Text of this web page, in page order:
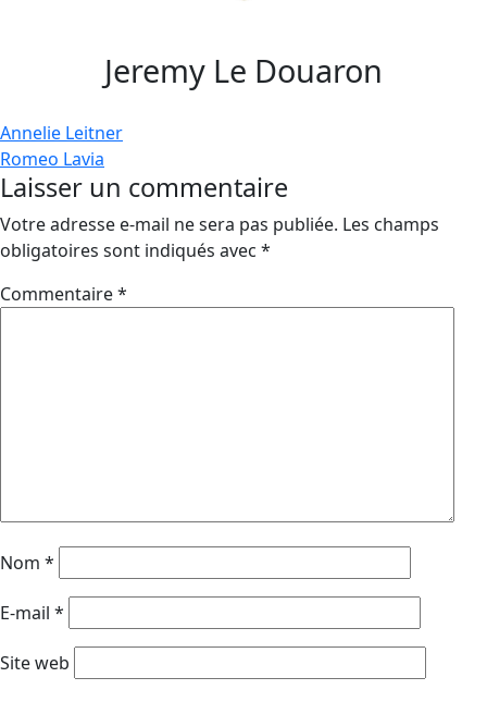
Jeremy Le Douaron
Navigation
de
l’article
Annelie Leitner
Romeo Lavia
Laisser un commentaire
Votre adresse e-mail ne sera pas publiée. Les champs
obligatoires sont indiqués avec *
Commentaire*
Nom *
E-mail *
Site web